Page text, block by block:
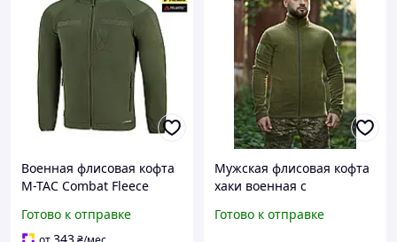
Военная флисовая кофта
M-TAC Combat Fleece
Готово к отправке
Мужская флисовая кофта
хаки военная с
Готово к отправке